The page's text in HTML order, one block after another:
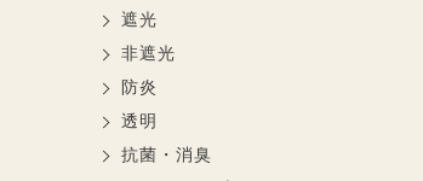
遮光
非遮光
防炎
透明
抗菌・消臭